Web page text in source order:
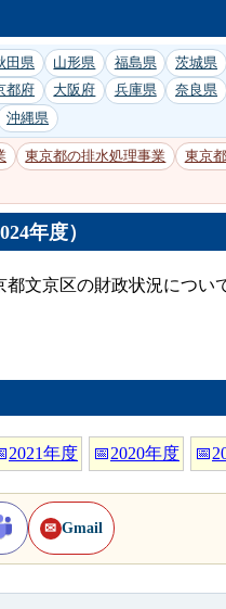
田県 山形県 福島県 茨城県
都府 大阪府 兵庫県 奈良県
沖縄県
東京都の排水処理事業 東京
年度）
都文京区の財政状況につい
2021年度 📅2020年度 📅
✉ Gmail